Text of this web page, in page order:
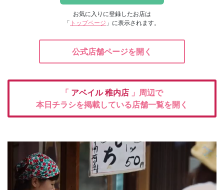
お気に入りに登録したお店は
「 トップページ 」に表示されます。
公式店舗ページを開く
「 アベイル稚内店 」周辺で
本日チラシを掲載している店舗一覧を開く